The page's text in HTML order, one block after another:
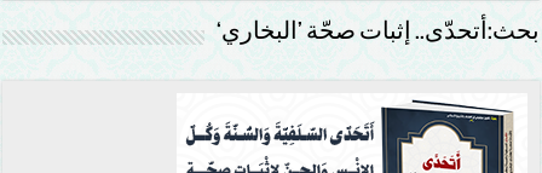
بحث:أتحدّى.. إثبات صحّة ’البخاري‘